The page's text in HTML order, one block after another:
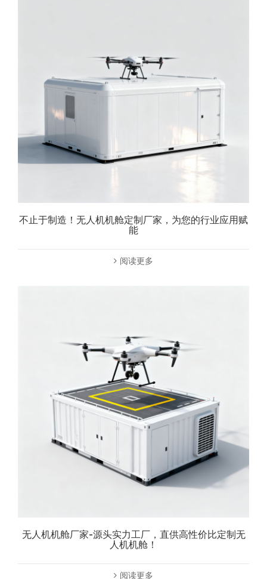
不止于制造！无人机机舱定制厂家，为您的行业应用赋
能
阅读更多
无人机机舱厂家-源头实力工厂，直供高性价比定制无
人机机舱！
阅读更多